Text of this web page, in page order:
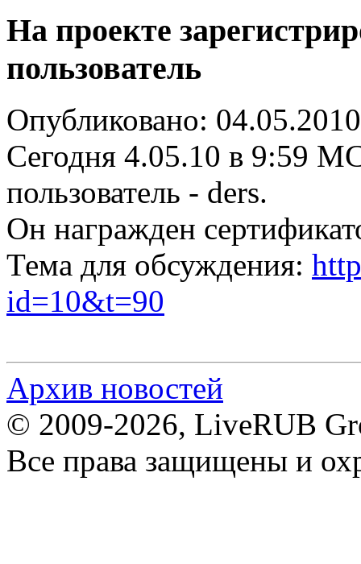
На проекте
пользователь
Опубликовано:
Сегодня 4.05.10 в 9:59
пользователь - ders.
Он награжден
Тема для обсуждения:
id=10&t=90
Архив новостей
© 2009-2026, LiveRUB
Все права защищены и